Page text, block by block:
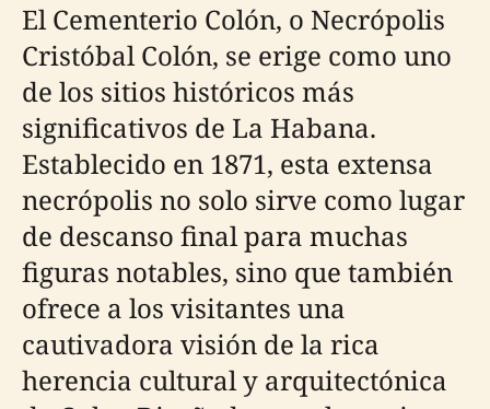
El Cementerio Colón, o Necrópolis
Cristóbal Colón, se erige como uno
de los sitios históricos más
significativos de La Habana.
Establecido en 1871, esta extensa
necrópolis no solo sirve como lugar
de descanso final para muchas
figuras notables, sino que también
ofrece a los visitantes una
cautivadora visión de la rica
herencia cultural y arquitectónica